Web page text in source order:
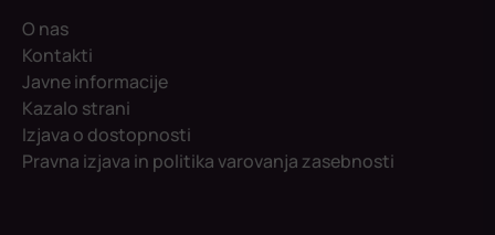
O nas
Kontakti
Javne informacije
Kazalo strani
Izjava o dostopnosti
Pravna izjava in politika varovanja zasebnosti